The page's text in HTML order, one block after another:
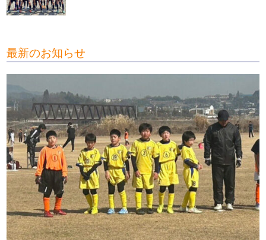
最新のお知らせ